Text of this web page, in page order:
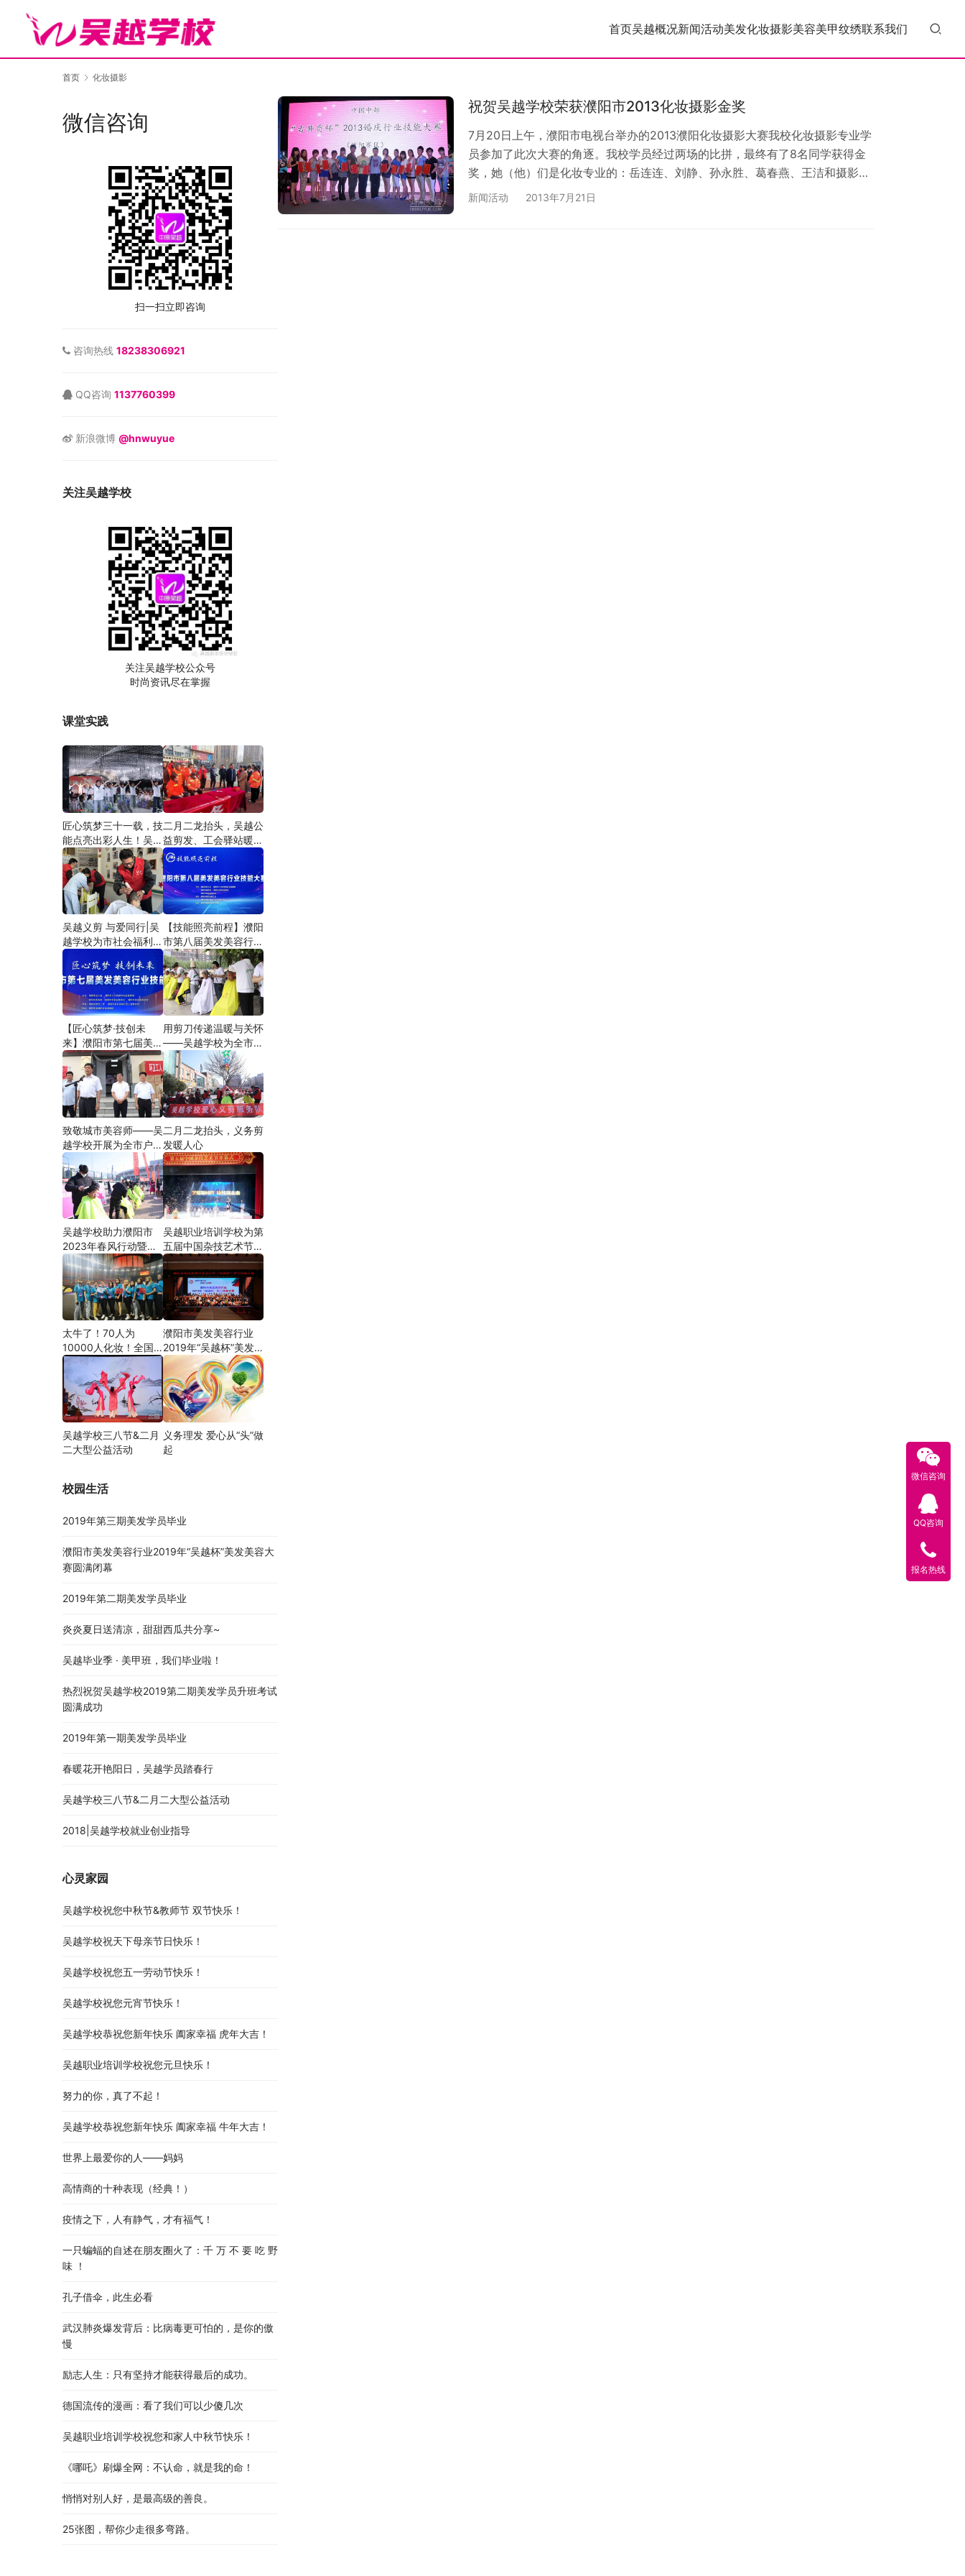
首页吴越概况新闻活动美发化妆摄影美容美甲纹绣联系我们
首页 化妆摄影
祝贺吴越学校荣获濮阳市2013化妆摄影金奖
7月20日上午，濮阳市电视台举办的2013濮阳化妆摄影大赛我校化妆摄影专业学
员参加了此次大赛的角逐。我校学员经过两场的比拼，最终有了8名同学获得金
奖，她（他）们是化妆专业的：岳连连、刘静、孙永胜、葛春燕、王洁和摄影专
业的：杨东升、张利彬、刘洪胜。还有6名同学获得此次大赛的银奖，她们是化
新闻活动 2013年7月21日
微信咨询
扫一扫立即咨询
咨询热线 18238306921
QQ咨询 1137760399
新浪微博 @hnwuyue
关注吴越学校
关注吴越学校公众号
时尚资讯尽在掌握
课堂实践
匠心筑梦三十一载，技
能点亮出彩人生！吴越
学校2026年学员学习
成果汇报会圆满成功！
二月二龙抬头，吴越公
益剪发、工会驿站暖人
心——义务剪发情暖户
外劳动者
吴越义剪 与爱同行|吴
越学校为市社会福利院
爱心义剪
【技能照亮前程】濮阳
市第八届美发美容行业
技能大赛圆满闭幕
【匠心筑梦·技创未
来】濮阳市第七届美发
美容行业技能大赛在市
工人文化宫隆重举行
用剪刀传递温暖与关怀
——吴越学校为全市户
外劳动者爱心义剪
致敬城市美容师——吴
越学校开展为全市户外
劳动者爱心义剪活动
二月二龙抬头，义务剪
发暖人心
吴越学校助力濮阳市
2023年春风行动暨就
业援助月”首场新春招
聘会活动
吴越职业培训学校为第
五届中国杂技艺术节加
油添彩
太牛了！70人为
10000人化妆！全国
关注的盛事你知道吗？
濮阳市美发美容行业
2019年“吴越杯”美发
美容大赛圆满闭幕
吴越学校三八节&二月
二大型公益活动
义务理发 爱心从“头”做
起
校园生活
2019年第三期美发学员毕业
濮阳市美发美容行业2019年“吴越杯”美发美容大
赛圆满闭幕
2019年第二期美发学员毕业
炎炎夏日送清凉，甜甜西瓜共分享~
吴越毕业季 · 美甲班，我们毕业啦！
热烈祝贺吴越学校2019第二期美发学员升班考试
圆满成功
2019年第一期美发学员毕业
春暖花开艳阳日，吴越学员踏春行
吴越学校三八节&二月二大型公益活动
2018|吴越学校就业创业指导
心灵家园
吴越学校祝您中秋节&教师节 双节快乐！
吴越学校祝天下母亲节日快乐！
吴越学校祝您五一劳动节快乐！
吴越学校祝您元宵节快乐！
吴越学校恭祝您新年快乐 阖家幸福 虎年大吉！
吴越职业培训学校祝您元旦快乐！
努力的你，真了不起！
吴越学校恭祝您新年快乐 阖家幸福 牛年大吉！
世界上最爱你的人——妈妈
高情商的十种表现（经典！）
疫情之下，人有静气，才有福气！
一只蝙蝠的自述在朋友圈火了：千 万 不 要 吃 野
味 ！
孔子借伞，此生必看
武汉肺炎爆发背后：比病毒更可怕的，是你的傲
慢
励志人生：只有坚持才能获得最后的成功。
德国流传的漫画：看了我们可以少傻几次
吴越职业培训学校祝您和家人中秋节快乐​！​
《哪吒》刷爆全网：不认命，就是我的命！
悄悄对别人好，是最高级的善良。
25张图，帮你少走很多弯路。
微信咨询
QQ咨询
报名热线